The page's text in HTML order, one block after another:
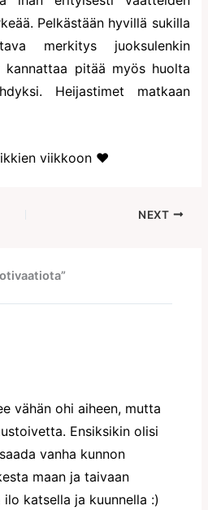
Pelkästään hyvillä sukilla
merkitys juoksulenkin
kannattaa pitää myös huolta
Heijastimet matkaan
viikkoon ♥
NEXT
vähän ohi aiheen, mutta
Ensiksikin olisi
vanha kunnon
maan ja taivaan
katsella ja kuunnella :)